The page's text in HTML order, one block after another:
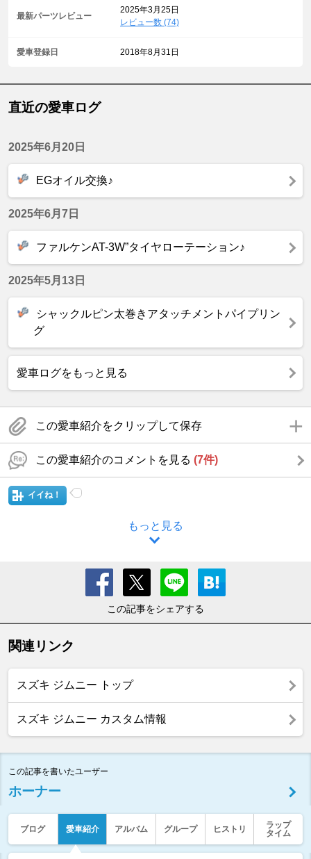
最新パーツレビュー
2025年3月25日
レビュー数 (74)
愛車登録日 2018年8月31日
直近の愛車ログ
2025年6月20日
EGオイル交換♪
2025年6月7日
ファルケンAT-3W”タイヤローテーション♪
2025年5月13日
シャックルピン太巻きアタッチメントパイプリン
グ
愛車ログをもっと見る
この愛車紹介をクリップして保存
この愛車紹介のコメントを見る (7件)
イイね！
もっと見る
この記事をシェアする
関連リンク
スズキ ジムニー トップ
スズキ ジムニー カスタム情報
この記事を書いたユーザー
ホーナー
ブログ 愛車紹介 アルバム グループ ヒストリ
ラップ
タイム